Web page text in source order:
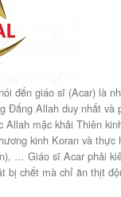
đến giáo sĩ (Acar) là
Đấng Allah duy nhất và
Allah mặc khải Thiên
kinh Koran và thực
… Giáo sĩ Acar phải
bị chết mà chỉ ăn thịt